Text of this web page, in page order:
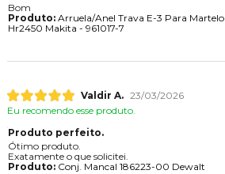
Bom
Produto:Arruela/Anel Trava E-3 Para Martelo
Hr2450 Makita - 961017-7
Valdir A. 23/03/2026
Eu recomendo esse produto.
Produto perfeito.
Ótimo produto.
Exatamente o que solicitei.
Produto:Conj. Mancal 186223-00 Dewalt